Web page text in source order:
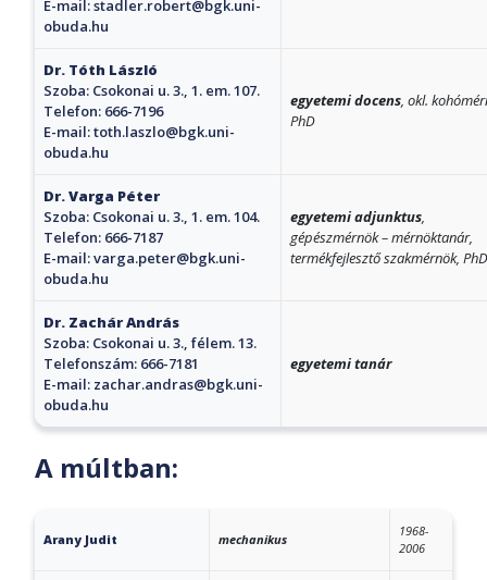
E-mail:stadler.robert@bgk.uni-
obuda.hu
Dr. Tóth László
Szoba: Csokonai u. 3., 1. em. 107.
Telefon: 666-7196
E-mail:toth.laszlo@bgk.uni-
obuda.hu
egyetemi docens , okl.
PhD
Dr. Varga Péter
Szoba: Csokonai u. 3., 1. em. 104.
Telefon: 666-7187
E-mail:varga.peter@bgk.uni-
obuda.hu
egyetemi adjunktus
gépészmérnök – mérnöktanár,
termékfejlesztő szakmérnök, PhD
Dr. Zachár András
Szoba: Csokonai u. 3., félem. 13.
Telefonszám: 666-7181
E-mail: zachar.andras@bgk.uni-
obuda.hu
egyetemi tanár
A múltban:
Arany Judit mechanikus
1968-
2006